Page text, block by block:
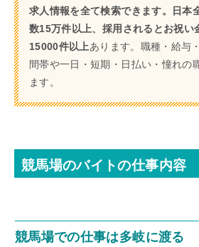
求人情報を全て検索できます。日本
数15万件以上、採用されるとお祝い
15000件以上あります。職種・給与
間帯や一日・短期・日払い・憧れの
ます。
競馬場のバイトの仕事内容
競馬場での仕事は多岐に渡る